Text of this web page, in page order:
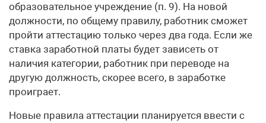
образовательное учреждение (п. 9). На новой
должности, по общему правилу, работник сможет
пройти аттестацию только через два года. Если же
ставка заработной платы будет зависеть от
наличия категории, работник при переводе на
другую должность, скорее всего, в заработке
проиграет.
Новые правила аттестации планируется ввести с